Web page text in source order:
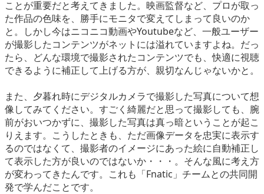
ことが重要だと考えてきました。映画監督など、プロが取っ
た作品の色味を、勝手にモニタで変えてしまって良いのか
と。しかし今はニコニコ動画やYoutubeなど、一般ユーザー
が撮影したコンテンツがネットには溢れていますよね。だっ
たら、どんな環境で撮影されたコンテンツでも、快適に視聴
できるように補正して上げる方が、親切なんじゃないかと。
また、夕暮れ時にデジタルカメラで撮影した写真について想
像してみてください。すごく綺麗だと思って撮影しても、腕
前がおいつかずに、撮影した写真は真っ暗ということが起こ
りえます。こうしたときも、ただ画像データを忠実に表示す
るのではなくて、撮影者のイメージにあった絵に自動補正し
て表示した方が良いのではないか・・・。そんな風に考え方
が変わってきたんです。これも「Fnatic」チームとの共同開
発で学んだことです。